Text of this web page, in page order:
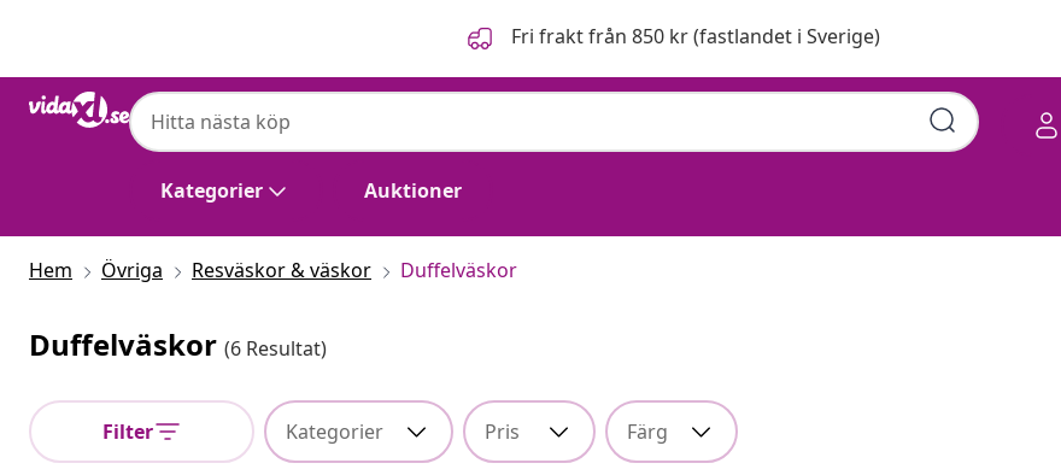
Fri frakt från 850 kr (fastlandet i Sverige)
Kategorier Auktioner
Hem Övriga Resväskor & väskor Duffelväskor
Duffelväskor (6 Resultat)
Filter Kategorier Pris Färg